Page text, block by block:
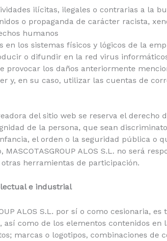
ilícitas, ilegales o contrarias a la
o propaganda de carácter racista,
humanos
en los sistemas físicos y lógicos de la
o difundir en la red virus
provocar los daños anteriormente
y, en su caso, utilizar las cuentas de
del sitio web se reserva el
de la persona, que sean
el orden o la seguridad pública o
MASCOTASGROUP ALOS S.L. no será
herramientas de participación.
e industrial
ALOS S.L. por sí o como
así como de los elementos contenidos
marcas o logotipos, combinaciones de